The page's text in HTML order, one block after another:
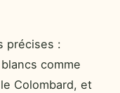
précises :
comme
Colombard, et